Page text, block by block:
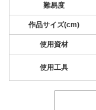
難易度
作品サイズ(cm)
使用資材
使用工具